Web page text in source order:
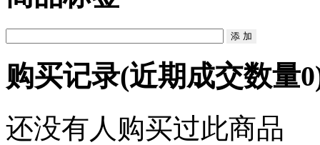
购买记录(近期成交数量0
还没有人购买过此商品